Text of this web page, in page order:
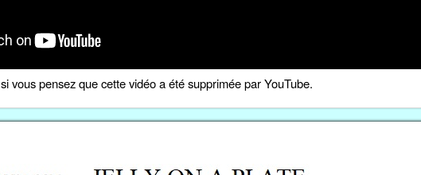
si vous pensez que cette vidéo a été supprimée par YouTube.